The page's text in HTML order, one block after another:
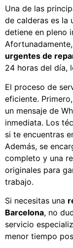
Una de las
de calderas es la
detiene en pleno
urgentes de
24 horas del día,
El proceso de
eficiente.
un mensaje de
inmediata. Los
si te encuentras
Además, se
completo y una
originales para
trabajo.
Si necesitas una
Barcelona, no
servicio
menor tiempo